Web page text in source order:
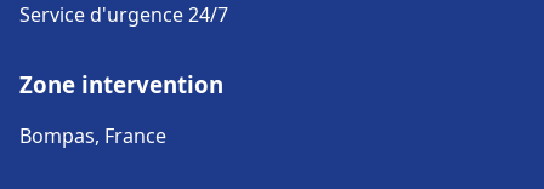
Service d'urgence 24/7
Zone intervention
Bompas, France